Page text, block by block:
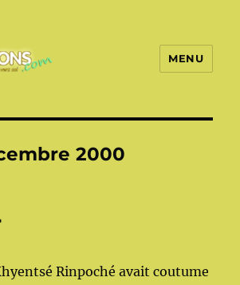
MENU
2000
Rinpoché avait coutume